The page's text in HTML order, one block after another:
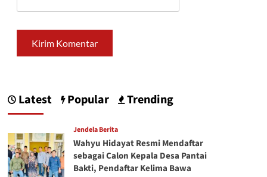
Latest Popular Trending
Jendela Berita
Wahyu Hidayat Resmi Mendaftar
sebagai Calon Kepala Desa Pantai
Bakti, Pendaftar Kelima Bawa